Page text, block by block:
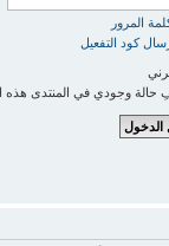
المرور
كود التفعيل
حالة وجودي في المنتدى هذه